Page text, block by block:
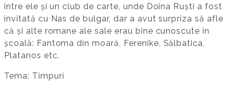
între ele și un club de carte, unde Doina Ruști a fost
invitată cu Nas de bulgar, dar a avut surpriza să afle
că și alte romane ale sale erau bine cunoscute în
școală: Fantoma din moară, Ferenike, Sălbatica,
Platanos etc.
Tema: Timpuri